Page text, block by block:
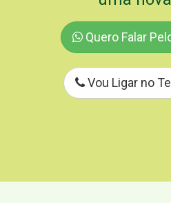
Quero Falar
Vou Ligar no